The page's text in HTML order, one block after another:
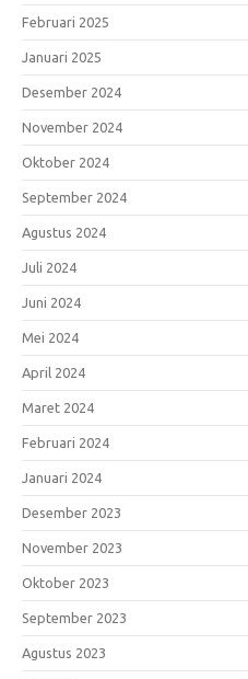
Februari 2025
Januari 2025
Desember 2024
November 2024
Oktober 2024
September 2024
Agustus 2024
Juli 2024
Juni 2024
Mei 2024
April 2024
Maret 2024
Februari 2024
Januari 2024
Desember 2023
November 2023
Oktober 2023
September 2023
Agustus 2023